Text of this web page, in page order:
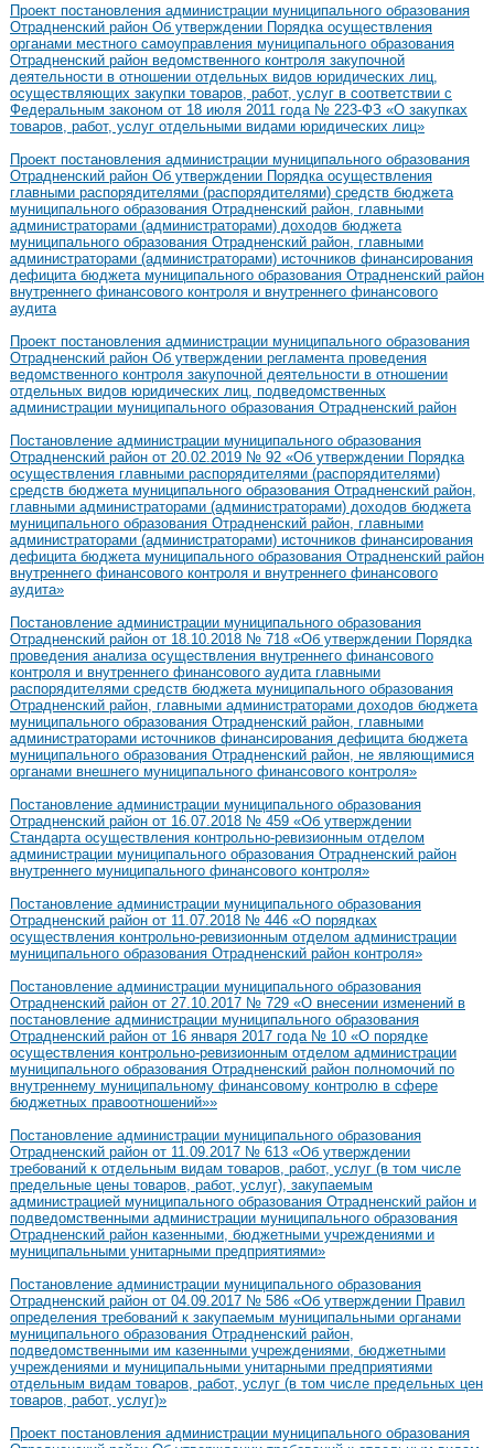
Проект постановления администрации муниципального образования
Отрадненский район Об утверждении Порядка осуществления
органами местного самоуправления муниципального образования
Отрадненский район ведомственного контроля закупочной
деятельности в отношении отдельных видов юридических лиц,
осуществляющих закупки товаров, работ, услуг в соответствии с
Федеральным законом от 18 июля 2011 года № 223-ФЗ «О закупках
товаров, работ, услуг отдельными видами юридических лиц»
Проект постановления администрации муниципального образования
Отрадненский район Об утверждении Порядка осуществления
главными распорядителями (распорядителями) средств бюджета
муниципального образования Отрадненский район, главными
администраторами (администраторами) доходов бюджета
муниципального образования Отрадненский район, главными
администраторами (администраторами) источников финансирования
дефицита бюджета муниципального образования Отрадненский район
внутреннего финансового контроля и внутреннего финансового
аудита
Проект постановления администрации муниципального образования
Отрадненский район Об утверждении регламента проведения
ведомственного контроля закупочной деятельности в отношении
отдельных видов юридических лиц, подведомственных
администрации муниципального образования Отрадненский район
Постановление администрации муниципального образования
Отрадненский район от 20.02.2019 № 92 «Об утверждении Порядка
осуществления главными распорядителями (распорядителями)
средств бюджета муниципального образования Отрадненский район,
главными администраторами (администраторами) доходов бюджета
муниципального образования Отрадненский район, главными
администраторами (администраторами) источников финансирования
дефицита бюджета муниципального образования Отрадненский район
внутреннего финансового контроля и внутреннего финансового
аудита»
Постановление администрации муниципального образования
Отрадненский район от 18.10.2018 № 718 «Об утверждении Порядка
проведения анализа осуществления внутреннего финансового
контроля и внутреннего финансового аудита главными
распорядителями средств бюджета муниципального образования
Отрадненский район, главными администраторами доходов бюджета
муниципального образования Отрадненский район, главными
администраторами источников финансирования дефицита бюджета
муниципального образования Отрадненский район, не являющимися
органами внешнего муниципального финансового контроля»
Постановление администрации муниципального образования
Отрадненский район от 16.07.2018 № 459 «Об утверждении
Стандарта осуществления контрольно-ревизионным отделом
администрации муниципального образования Отрадненский район
внутреннего муниципального финансового контроля»
Постановление администрации муниципального образования
Отрадненский район от 11.07.2018 № 446 «О порядках
осуществления контрольно-ревизионным отделом администрации
муниципального образования Отрадненский район контроля»
Постановление администрации муниципального образования
Отрадненский район от 27.10.2017 № 729 «О внесении изменений в
постановление администрации муниципального образования
Отрадненский район от 16 января 2017 года № 10 «О порядке
осуществления контрольно-ревизионным отделом администрации
муниципального образования Отрадненский район полномочий по
внутреннему муниципальному финансовому контролю в сфере
бюджетных правоотношений»»
Постановление администрации муниципального образования
Отрадненский район от 11.09.2017 № 613 «Об утверждении
требований к отдельным видам товаров, работ, услуг (в том числе
предельные цены товаров, работ, услуг), закупаемым
администрацией муниципального образования Отрадненский район и
подведомственными администрации муниципального образования
Отрадненский район казенными, бюджетными учреждениями и
муниципальными унитарными предприятиями»
Постановление администрации муниципального образования
Отрадненский район от 04.09.2017 № 586 «Об утверждении Правил
определения требований к закупаемым муниципальными органами
муниципального образования Отрадненский район,
подведомственными им казенными учреждениями, бюджетными
учреждениями и муниципальными унитарными предприятиями
отдельным видам товаров, работ, услуг (в том числе предельных цен
товаров, работ, услуг)»
Проект постановления администрации муниципального образования